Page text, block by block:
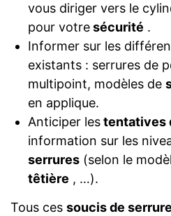
vous diriger vers le
pour votresécurité .
Informer sur les
existants : serrures de
multipoint, modèles de
en applique.
Anticiper lestentatives
information sur les
serrures(selon le
têtière , …).
Tous ces soucis de serrure